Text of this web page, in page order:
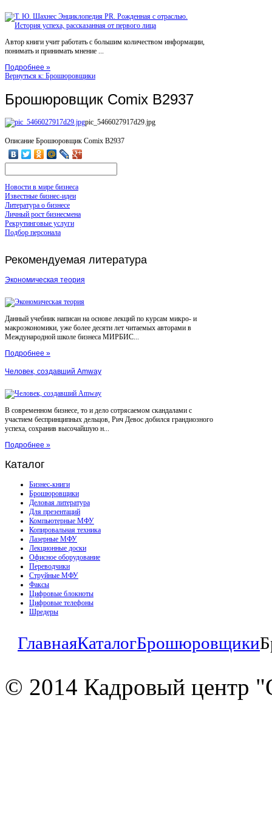
Автор книги учит работать с большим количеством информации,
понимать и принимать мнение ...
Подробнее »
Вернуться к: Брошюровщики
Брошюровщик Comix B2937
pic_5466027917d29.jpg
Описание Брошюровщик Comix B2937
Новости в мире бизнеса
Известные бизнес-идеи
Литература о бизнесе
Личный рост бизнесмена
Рекрутинговые услуги
Подбор персонала
Рекомендуемая литература
Экономическая теория
Данный учебник написан на основе лекций по курсам микро- и
макроэкономики, уже более десяти лет читаемых авторами в
Международной школе бизнеса МИРБИС...
Подробнее »
Человек, создавший Amway
В современном бизнесе, то и дело сотрясаемом скандалами с
участием беспринципных дельцов, Рич Девос добился грандиозного
успеха, сохранив высочайшую н...
Подробнее »
Каталог
Бизнес-книги
Брошюровщики
Деловая литература
Для презентаций
Компьютерные МФУ
Копировальная техника
Лазерные МФУ
Лекционные доски
Офисное оборудование
Переводчики
Струйные МФУ
Факсы
Цифровые блокноты
Цифровые телефоны
Шредеры
ГлавнаяКаталогБрошюровщики
© 2014 Кадровый центр